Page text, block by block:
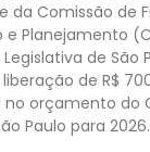
da Comissão de
Planejamento
de São
de R$
no orçamento do
Paulo para 2026.